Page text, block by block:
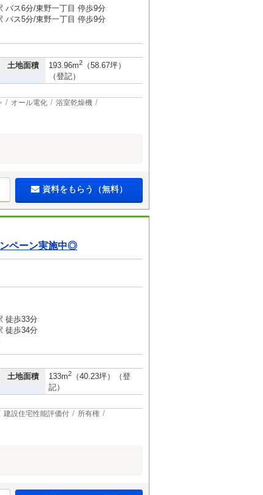
バス6分/東野一丁目 停歩9分
バス5分/東野一丁目 停歩9分
土地面積 193.96m2
（58.67坪）
（登記）
オール電化 浴室乾燥機
資料をもらう（無料）
ンペーン実施中◎
徒歩33分
徒歩34分
土地面積 133m2
（40.23坪）（登
記）
建設住宅性能評価付
所有権